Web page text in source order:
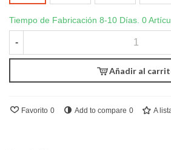
Tiempo de Fabricación 8-10 Días. 0
-
Añadir al
Favorito 0 Add to compare 0 A